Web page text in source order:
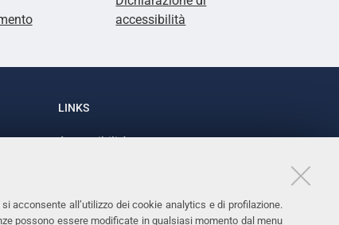
si acconsente all’utilizzo dei cookie analytics e di profilazione.
possono essere modificate in qualsiasi momento dal menu
accessibilità
LINKS
Accessibilità
Cookies